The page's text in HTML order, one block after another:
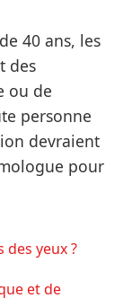
40 ans, les
des
ou de
personne
devraient
pour
yeux ?
et de